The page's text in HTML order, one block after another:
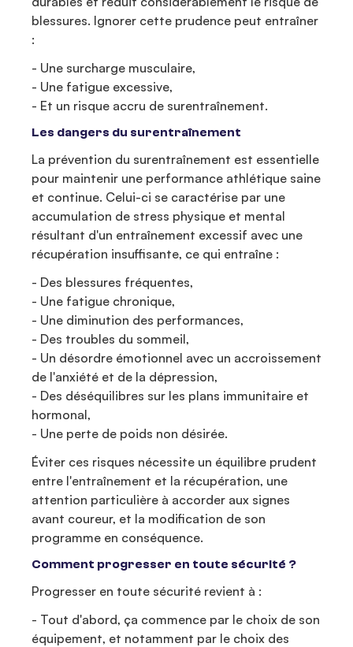
blessures. Ignorer cette prudence peut entraîner
:
- Une surcharge musculaire,
- Une fatigue excessive,
- Et un risque accru de surentraînement.
Les dangers du surentraînement
La prévention du surentraînement est essentielle
pour maintenir une performance athlétique saine
et continue. Celui-ci se caractérise par une
accumulation de stress physique et mental
résultant d'un entraînement excessif avec une
récupération insuffisante, ce qui entraîne :
- Des blessures fréquentes,
- Une fatigue chronique,
- Une diminution des performances,
- Des troubles du sommeil,
- Un désordre émotionnel avec un accroissement
de l'anxiété et de la dépression,
- Des déséquilibres sur les plans immunitaire et
hormonal,
- Une perte de poids non désirée.
Éviter ces risques nécessite un équilibre prudent
entre l'entraînement et la récupération, une
attention particulière à accorder aux signes
avant coureur, et la modification de son
programme en conséquence.
Comment progresser en toute sécurité ?
Progresser en toute sécurité revient à :
- Tout d'abord, ça commence par le choix de son
équipement, et notamment par le choix des